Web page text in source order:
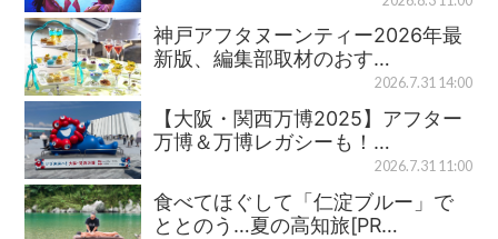
神戸アフタヌーンティー2026年最
新版、編集部取材のおす…
2026.7.31 14:00
【大阪・関西万博2025】アフター
万博＆万博レガシーも！…
2026.7.31 11:00
食べてほぐして「仁淀ブルー」で
ととのう…夏の高知旅[PR…